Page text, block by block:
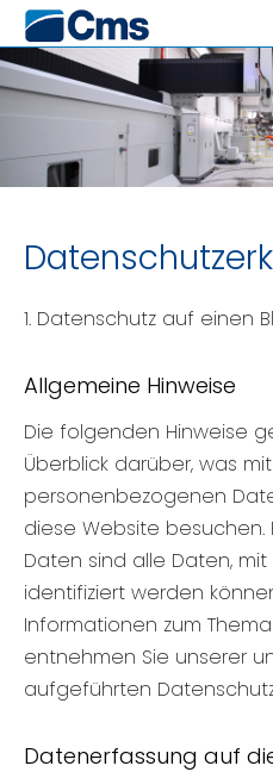
1. Datenschutz auf einen
Allgemeine Hinweise
Die folgenden Hinweise
Überblick darüber, was
personenbezogenen
diese Website
Daten sind alle Daten,
identifiziert werden
Informationen zum
entnehmen Sie unserer
aufgeführten
Datenerfassung auf